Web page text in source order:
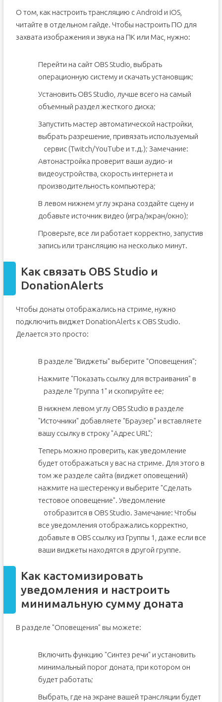
О том, как настроить трансляцию с Android и iOS,
читайте в отдельном гайде. Чтобы настроить ПО для
захвата изображения и звука на ПК или Mac, нужно:
Перейти на сайт OBS Studio, выбрать
операционную систему и скачать установщик;
Установить OBS Studio, лучше всего на самый
объемный раздел жесткого диска;
Запустить мастер автоматической настройки,
выбрать разрешение, привязать используемый
сервис (Twitch/YouTube и т.д.); Замечание:
Автонастройка проверит ваши аудио- и
видеоустройства, скорость интернета и
производительность компьютера;
В левом нижнем углу экрана создайте сцену и
добавьте источник видео (игра/экран/окно);
Проверьте, все ли работает корректно, запустив
запись или трансляцию на несколько минут.
Как связать OBS Studio и
DonationAlerts
Чтобы донаты отображались на стриме, нужно
подключить виджет DonationAlerts к OBS Studio.
Делается это просто:
В разделе "Виджеты" выберите "Оповещения";
Нажмите "Показать ссылку для встраивания" в
разделе "Группа 1" и скопируйте ее;
В нижнем левом углу OBS Studio в разделе
"Источники" добавляете "Браузер" и вставляете
вашу ссылку в строку "Адрес URL";
Теперь можно проверить, как уведомление
будет отображаться у вас на стриме. Для этого в
том же разделе сайта (виджет оповещений)
нажмите на шестеренку и выберите "Сделать
тестовое оповещение". Уведомление
отобразится в OBS Studio. Замечание: Чтобы
все уведомления отображались корректно,
добавьте в OBS ссылку из Группы 1, даже если все
ваши виджеты находятся в другой группе.
Как кастомизировать
уведомления и настроить
минимальную сумму доната
В разделе "Оповещения" вы можете:
Включить функцию "Синтез речи" и установить
минимальный порог доната, при котором он
будет работать;
Выбрать, где на экране вашей трансляции будет